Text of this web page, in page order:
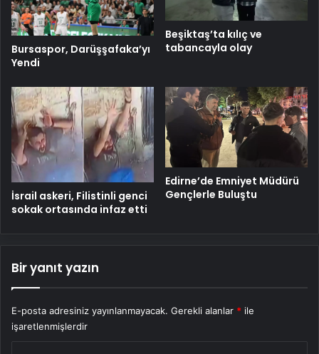
Bursaspor, Darüşşafaka’yı
Yendi
Beşiktaş’ta kılıç ve
tabancayla olay
İsrail askeri, Filistinli genci
sokak ortasında infaz etti
Edirne’de Emniyet Müdürü
Gençlerle Buluştu
Bir yanıt yazın
E-posta adresiniz yayınlanmayacak. Gerekli alanlar * ile
işaretlenmişlerdir